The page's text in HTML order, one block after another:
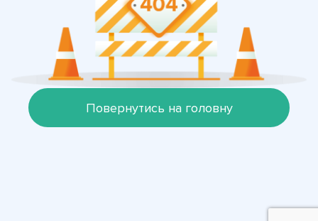
Повернутись на головну